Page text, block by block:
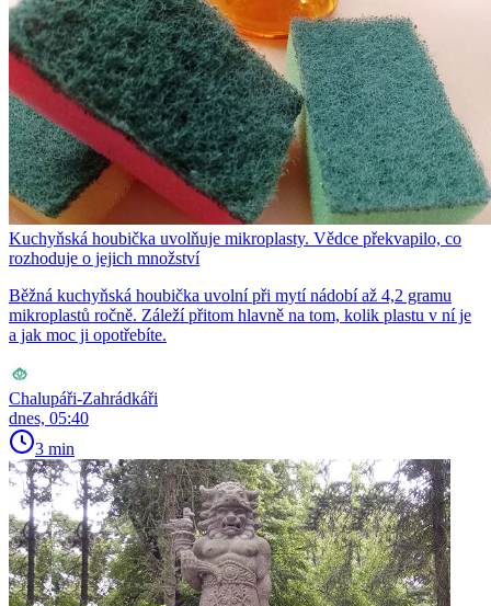
Kuchyňská houbička uvolňuje mikroplasty. Vědce překvapilo, co
rozhoduje o jejich množství
Běžná kuchyňská houbička uvolní při mytí nádobí až 4,2 gramu
mikroplastů ročně. Záleží přitom hlavně na tom, kolik plastu v ní je
a jak moc ji opotřebíte.
Chalupáři-Zahrádkáři
dnes, 05:40
3 min